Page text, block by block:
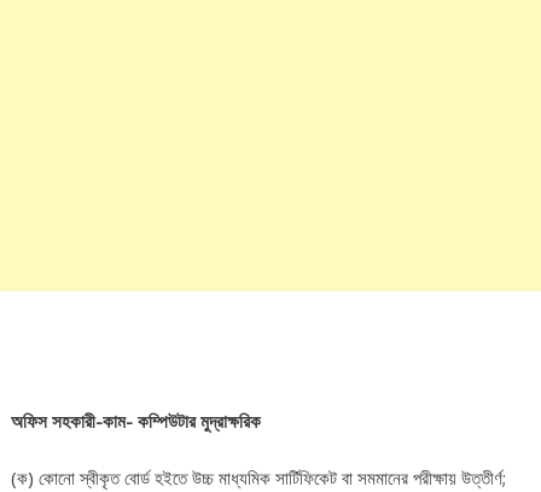
অফিস সহকারী-কাম- কম্পিউটার মুদ্রাক্ষরিক
(ক) কোনো স্বীকৃত বোর্ড হইতে উচ্চ মাধ্যমিক সার্টিফিকেট বা সমমানের পরীক্ষায় উত্তীর্ণ;